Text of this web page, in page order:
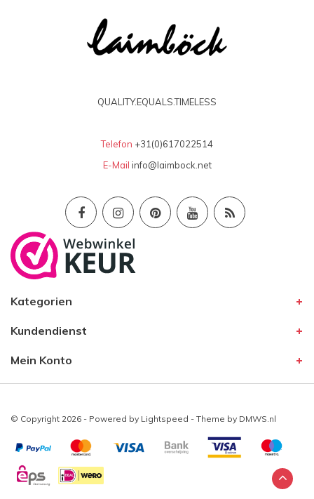
QUALITY.EQUALS.TIMELESS
Telefon +31(0)617022514
E-Mail info@laimbock.net
Kategorien
Kundendienst
Mein Konto
© Copyright 2026 - Powered by Lightspeed - Theme by DMWS.nl